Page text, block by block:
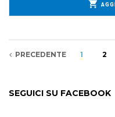
PRECEDENTE 1 2
SEGUICI SU FACEBOOK